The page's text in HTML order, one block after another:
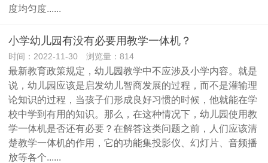
度均匀度......
小学幼儿园有没有必要用教学一体机？
时间：2022-11-30 浏览量：814
最新教育政策规定，幼儿园教学中不应涉及小学内容。就是
说，幼儿园应该是启发幼儿智商发展的过程，而不是灌输理
论知识的过程，当孩子们形成良好习惯的时候，他就能在学
校中学到有用的知识。那么，在这种情况下，幼儿园使用教
学一体机是否还有必要？在解答这类问题之前，人们应该清
楚教学一体机的作用，它的功能集投影仪、幻灯片、音频播
放等各个......